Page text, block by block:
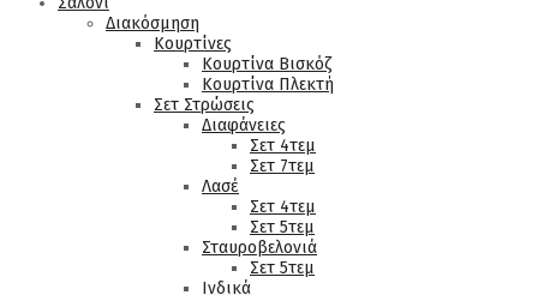
Διακόσμηση
Κουρτίνες
Κουρτίνα Βισκόζ
Κουρτίνα Πλεκτή
Σετ Στρώσεις
Διαφάνειες
Σετ 4τεμ
Σετ 7τεμ
Λασέ
Σετ 4τεμ
Σετ 5τεμ
Σταυροβελονιά
Σετ 5τεμ
Ινδικά